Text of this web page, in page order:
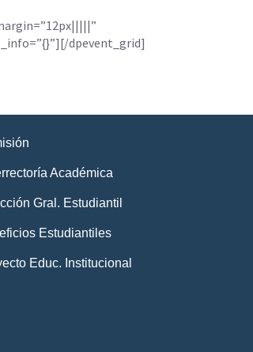
dpevent_grid]
Académica
Gral. Estudiantil
Estudiantiles
Educ. Institucional